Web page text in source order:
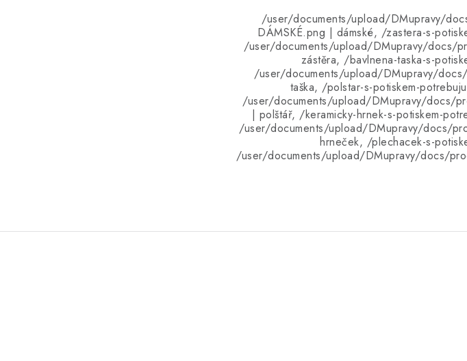
/user/documents/upload/DMupravy/
DÁMSKÉ.png | dámské, /zastera-s-
/user/documents/upload/DMupravy/docs/
zástěra, /bavlnena-taska-s-
/user/documents/upload/DMupravy/
taška, /polstar-s-potiskem-
/user/documents/upload/DMupravy/docs/
| polštář, /keramicky-hrnek-s-potiskem-
/user/documents/upload/DMupravy/docs/
hrneček, /plechacek-s-
/user/documents/upload/DMupravy/docs/